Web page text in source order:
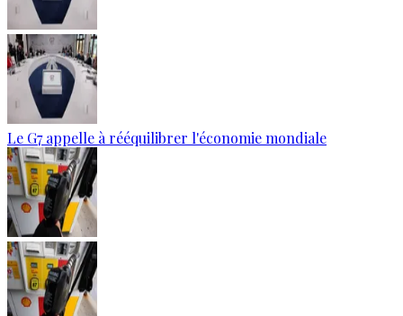
Le G7 appelle à rééquilibrer l'économie mondiale